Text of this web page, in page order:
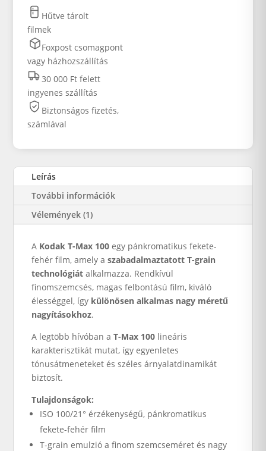
Hűtve tárolt
filmek
Foxpost csomagpont
vagy házhozszállítás
30 000 Ft felett
ingyenes szállítás
Biztonságos fizetés,
számlával
Leírás
További információk
Vélemények (1)
A Kodak T-Max 100 egy pánkromatikus fekete-
fehér film, amely aszabadalmaztatott T-grain
technológiát alkalmazza. Rendkívül
finomszemcsés, magas felbontású film, kiváló
élességgel, így különösen alkalmas nagy méretű
nagyításokhoz.
A legtöbb hívóban aT-Max 100 lineáris
karakterisztikát mutat, így egyenletes
tónusátmeneteket és széles árnyalatdinamikát
biztosít.
Tulajdonságok:
ISO 100/21° érzékenységű, pánkromatikus
fekete-fehér film
T-grain emulzió a finom szemcseméret és nagy